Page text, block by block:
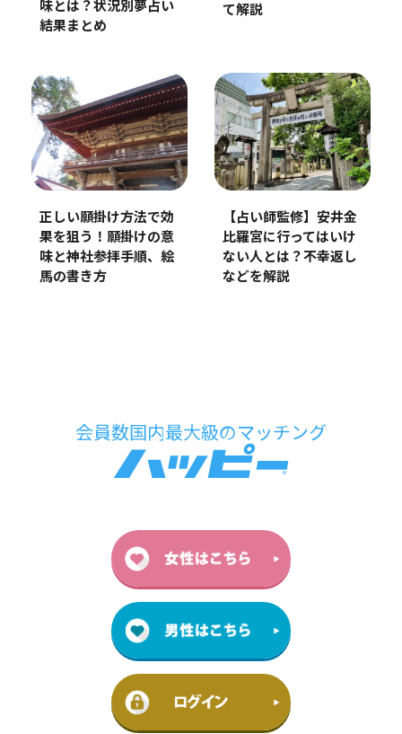
味とは？状況別夢占い
結果まとめ
て解説
正しい願掛け方法で効
果を狙う！願掛けの意
味と神社参拝手順、絵
馬の書き方
【占い師監修】安井金
比羅宮に行ってはいけ
ない人とは？不幸返し
などを解説